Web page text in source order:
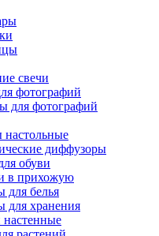
свечи
фотографий
для фотографий
настольные
диффузоры
обуви
в прихожую
для белья
для хранения